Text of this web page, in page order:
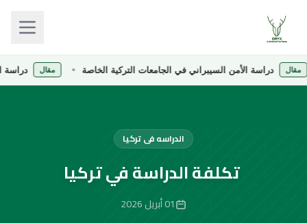
دراسة الأمن السيبراني في الجامعات التركية الخاصة مقال دراسة
الدراسه فى تركيا
تكلفة الدراسة في تركيا
01 أبريل 2026